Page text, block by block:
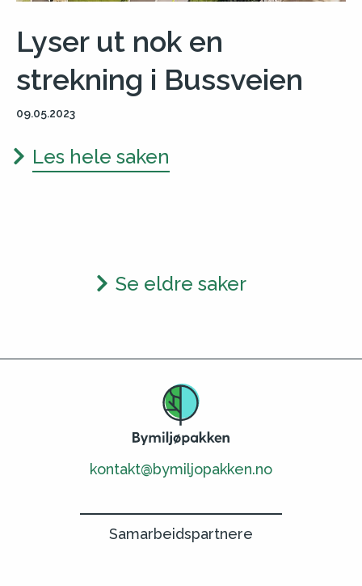
Lyser ut nok en
strekning i Bussveien
09.05.2023
Les hele saken
Se eldre saker
kontakt@bymiljopakken.no
Samarbeidspartnere